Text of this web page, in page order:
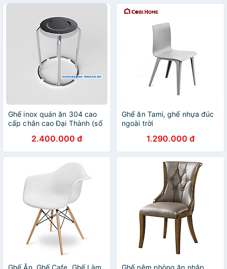
Ghế inox quán ăn 304 cao
cấp chân cao Đại Thành (số
2.400.000 đ
Ghế ăn Tami, ghế nhựa đúc
ngoài trời
1.290.000 đ
Ghế Ăn, Ghế Cafe, Ghế Làm
Ghế nệm phòng ăn nhập